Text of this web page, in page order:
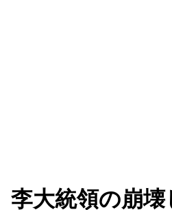
李大統領の崩壊